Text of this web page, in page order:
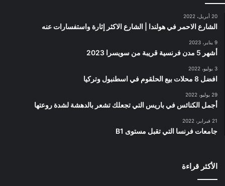
20 أبريل، 2022
الشارع الاحمر في هولندا | الشارع الاكثر إثارة واستفسارات عنه
9 يناير، 2023
أشهر 5 مدن فرنسية قريبة من سويسرا 2023
3 يوليو، 2022
افضل 8 محلات بيع الحلقوم في اسطنبول وتركيا
29 يوليو، 2022
أجمل الكنائس في باريس التي تجعلك تشعر بالدهشة لشدة روعتها
21 فبراير، 2022
جامعات فرنسا التي تقبل مستوى B1
الأكثر قراءة